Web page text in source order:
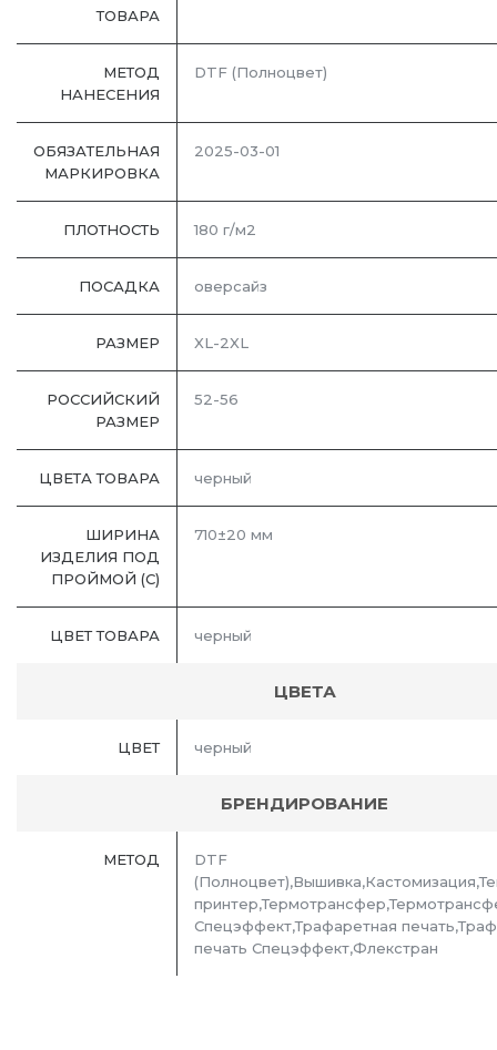
ТОВАРА
МЕТОД
НАНЕСЕНИЯ
DTF (Полноцвет)
ОБЯЗАТЕЛЬНАЯ
МАРКИРОВКА
2025-03-01
ПЛОТНОСТЬ 180 г/м2
ПОСАДКА оверсайз
РАЗМЕР XL-2XL
РОССИЙСКИЙ
РАЗМЕР
52-56
ЦВЕТА ТОВАРА черный
ШИРИНА
ИЗДЕЛИЯ ПОД
ПРОЙМОЙ (С)
710±20 мм
ЦВЕТ ТОВАРА черный
ЦВЕТА
ЦВЕТ черный
БРЕНДИРОВАНИЕ
МЕТОД
DTF
Спецэффект,Трафаретная
печать Спецэффект,Флекстран